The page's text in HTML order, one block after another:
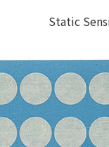
Static